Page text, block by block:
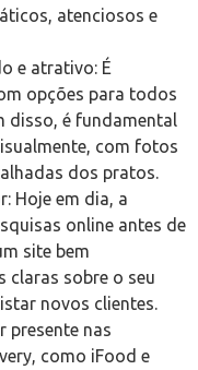
atenciosos e
e atrativo: É
opções para todos
disso, é fundamental
com fotos
dos pratos.
Hoje em dia, a
online antes de
site bem
claras sobre o seu
novos clientes.
presente nas
como iFood e